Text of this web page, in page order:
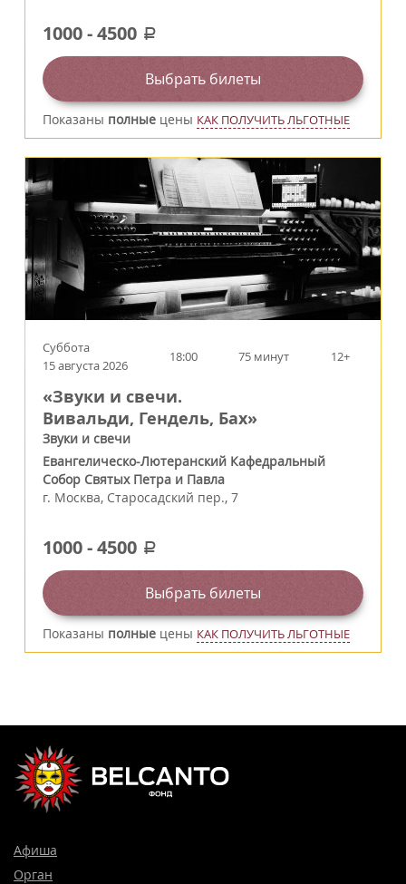
1000-4500 a
Выбрать билеты
Показаны полные цены КАК ПОЛУЧИТЬ ЛЬГОТНЫЕ
Суббота
15 августа 2026
18:00 75 минут 12+
«Звуки и свечи.
Вивальди, Гендель, Бах»
Звуки и свечи
Евангелическо-Лютеранский Кафедральный
Собор Святых Петра и Павла
г. Москва, Старосадский пер., 7
1000-4500 a
Выбрать билеты
Показаны полные цены КАК ПОЛУЧИТЬ ЛЬГОТНЫЕ
Афиша
Орган